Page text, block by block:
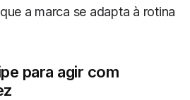
a marca se adapta à rotina
para agir com